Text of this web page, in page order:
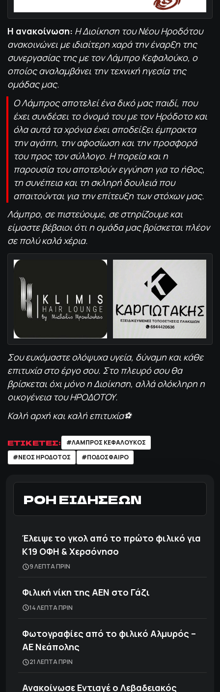
Η ανακοίνωση: Η Διοίκηση του Νέου Ηροδότου
ανακοινώνει με ιδιαίτερη χαρά την έναρξη της
συνεργασίας της με τον Λάμπρο Κεφαλούκο, ο
οποίος αναλαμβάνει την τεχνική ηγεσία της
ομάδας μας.
Ο Λάμπρος αποτελεί ένα δικό μας παιδί, που
έχει συνδέσει το όνομά του με τον Ηρόδοτο και
όλα αυτά τα χρόνια έχει αποδείξει έμπρακτα
την αγάπη, την αφοσίωση και την προσφορά
του προς τον σύλλογο. Η πορεία και η
παρουσία του αποτελούν εγγύηση για το ήθος,
τη συνέπεια και τη σκληρή δουλειά που
απαιτούνται για την επίτευξη των στόχων μας.
Λάμπρο, σε πιστεύουμε, σε στηρίζουμε και
είμαστε βέβαιοι ότι η ομάδα μας βρίσκεται πλέον
σε πολύ καλά χέρια.
Σου ευχόμαστε ολόψυχα υγεία, δύναμη και κάθε
επιτυχία στο έργο σου. Στο πλευρό σου θα
βρίσκεται όχι μόνο η Διοίκηση, αλλά ολόκληρη η
οικογένεια του ΗΡΟΔΟΤΟΥ.
Καλή αρχή και καλή επιτυχία⚽️
ΕΤΙΚΕΤΕΣ:
#ΛΑΜΠΡΟΣ ΚΕΦΑΛΟΥΚΟΣ
#ΝΕΟΣ ΗΡΟΔΟΤΟΣ
#ΠΟΔΌΣΦΑΙΡΟ
ΡΟΗ ΕΙΔΗΣΕΩΝ
Έλειψε το γκολ από το πρώτο φιλικό για
Κ19 ΟΦΗ & Χερσόνησο
9 ΛΕΠΤΑ ΠΡΙΝ
Φιλική νίκη της ΑΕΝ στο Γάζι
14 ΛΕΠΤΑ ΠΡΙΝ
Φωτογραφίες από το φιλικό Αλμυρός –
ΑΕ Νεάπολης
21 ΛΕΠΤΑ ΠΡΙΝ
Ανακοίνωσε Εντιαγέ ο Λεβαδειακός